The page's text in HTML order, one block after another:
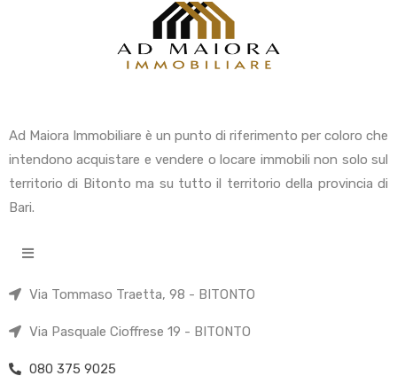
Ad Maiora Immobiliare è un punto di riferimento per coloro che
intendono acquistare e vendere o locare immobili non solo sul
territorio di Bitonto ma su tutto il territorio della provincia di
Bari.
Via Tommaso Traetta, 98 - BITONTO
Via Pasquale Cioffrese 19 - BITONTO
080 375 9025